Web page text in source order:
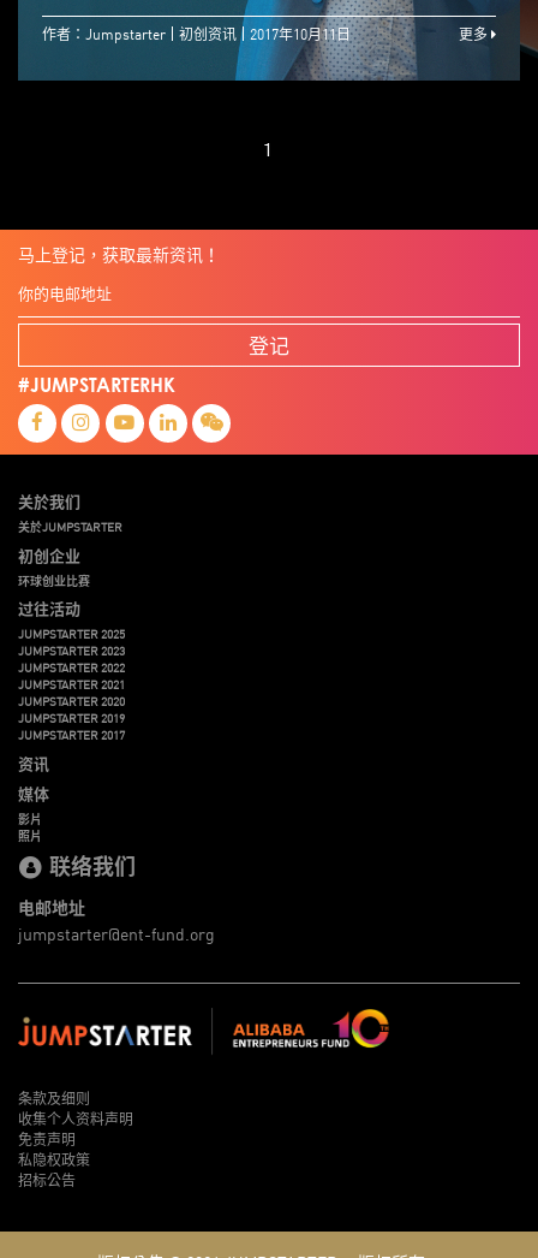
作者：Jumpstarter 初创资讯 2017年10月11日 更多
1
马上登记，获取最新资讯！
登记
#JUMPSTARTERHK
关於我们
关於JUMPSTARTER
初创企业
环球创业比赛
过往活动
JUMPSTARTER 2025
JUMPSTARTER 2023
JUMPSTARTER 2022
JUMPSTARTER 2021
JUMPSTARTER 2020
JUMPSTARTER 2019
JUMPSTARTER 2017
资讯
媒体
影片
照片
联络我们
电邮地址
jumpstarter@ent-fund.org
条款及细则
收集个人资料声明
免责声明
私隐权政策
招标公告